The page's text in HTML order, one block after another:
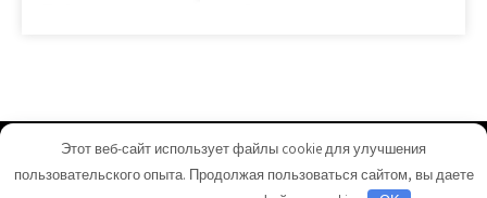
nikavtocentr.ru - Работает на WordPress
Тема от Grace Themes
Этот веб-сайт использует файлы cookie для улучшения
пользовательского опыта. Продолжая пользоваться сайтом, вы даете